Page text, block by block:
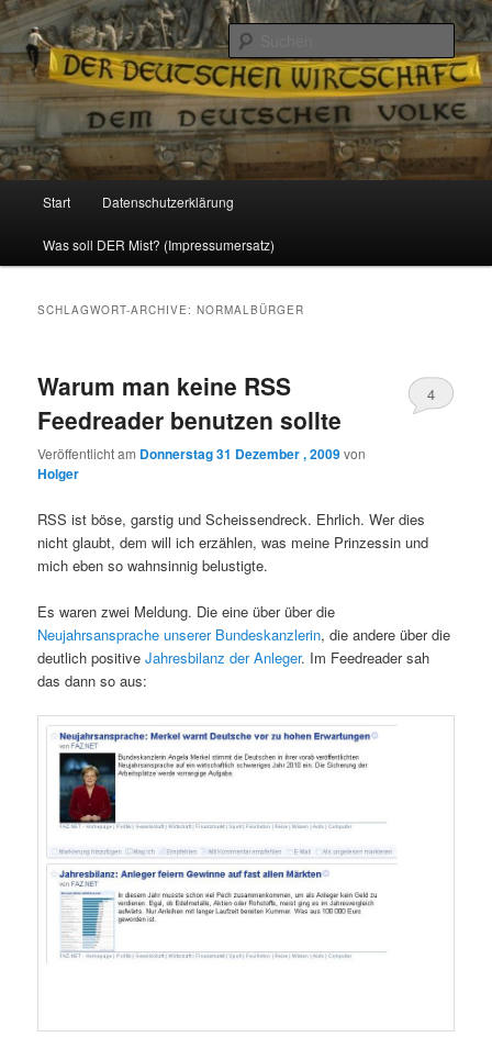
Reizzentrum
Politik, Wirtschaft, Soziales und Gesellschaft
Zum
Inhalt
Zum
sekundären
Start Datenschutzerklärung
Was soll DER Mist? (Impressumersatz)
SCHLAGWORT-ARCHIVE:NORMALBÜRGER
Warum man keine RSS
Feedreader benutzen sollte
Veröffentlicht am Donnerstag 31 Dezember , 2009von
Holger
4
RSS ist böse, garstig und Scheissendreck. Ehrlich. Wer dies
nicht glaubt, dem will ich erzählen, was meine Prinzessin und
mich eben so wahnsinnig belustigte.
Es waren zwei Meldung. Die eine über über die
Neujahrsansprache unserer Bundeskanzlerin, die andere über die
deutlich positiveJahresbilanz der Anleger. Im Feedreader sah
das dann so aus: